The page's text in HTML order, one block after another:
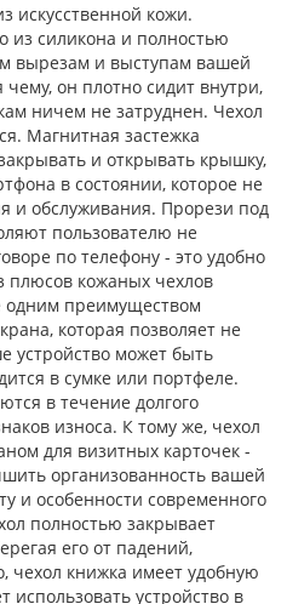
искусственной кожи.
из силикона и полностью
вырезам и выступам вашей
он плотно сидит внутри,
ничем не затруднен. Чехол
Магнитная застежка
и открывать крышку,
в состоянии, которое не
и обслуживания. Прорези под
пользователю не
по телефону - это удобно
плюсов кожаных чехлов
одним преимуществом
которая позволяет не
устройство может быть
в сумке или портфеле.
в течение долгого
износа. К тому же, чехол
для визитных карточек -
организованность вашей
и особенности современного
полностью закрывает
его от падений,
чехол книжка имеет удобную
использовать устройство в